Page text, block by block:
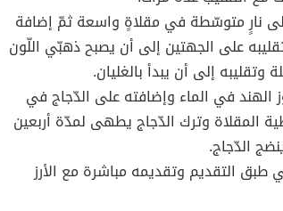
نارٍ متوسّطة في مقلاةٍ واسعة ثمّ إضافة
على الجهتين إلى أن يصبح ذهبّي اللّون
وتقليبه إلى أن يبدأ بالغليان.
الهند في الماء وإضافته على الدّجاج في
المقلاة وترك الدّجاج يطهى لمدّة أربعين
الدّجاج.
التقديم وتقديمه مباشرة مع الأرز